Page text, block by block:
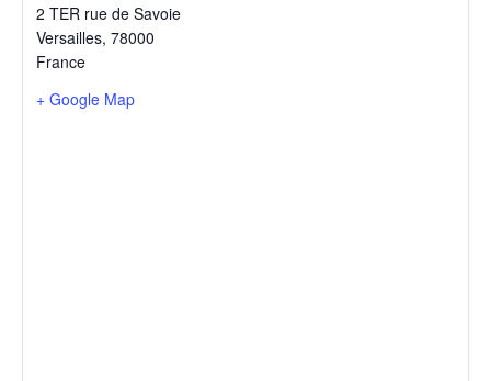
2 TER rue de Savoie
Versailles, 78000
France
+ Google Map